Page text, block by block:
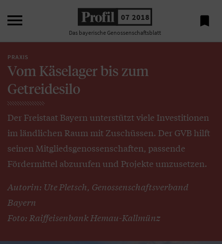
 07 2018
Das bayerische Genossenschaftsblatt

PRAXIS
Vom Käselager bis zum
Getreidesilo
Der Freistaat Bayern unterstützt viele Investitionen
im ländlichen Raum mit Zuschüssen. Der GVB hilft
seinen Mitgliedsgenossenschaften, passende
Fördermittel abzurufen und Projekte umzusetzen.
Autorin: Ute Pletsch, Genossenschaftsverband
Bayern
Foto: Raiffeisenbank Hemau-Kallmünz